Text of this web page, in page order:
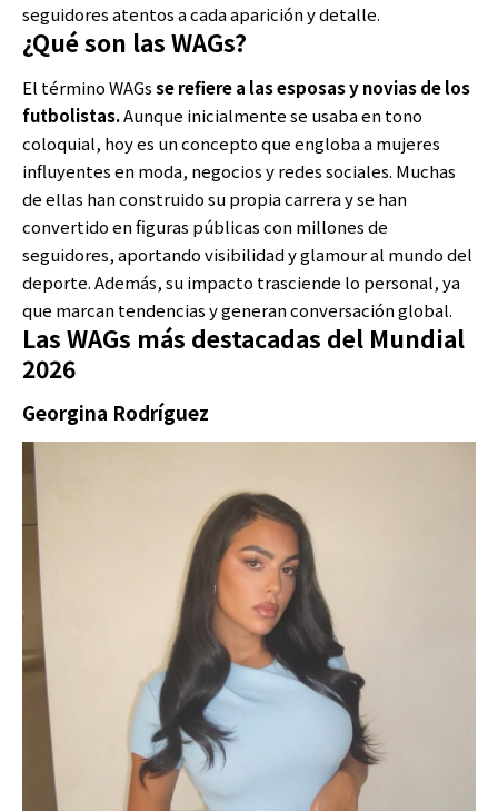
seguidores atentos a cada aparición y detalle.
¿Qué son las WAGs?
El término WAGsse refiere a las esposas y novias de los
futbolistas.Aunque inicialmente se usaba en tono
coloquial, hoy es un concepto que engloba a mujeres
influyentes en moda, negocios y redes sociales. Muchas
de ellas han construido su propia carrera y se han
convertido en figuras públicas con millones de
seguidores, aportando visibilidad y glamour al mundo del
deporte. Además, su impacto trasciende lo personal, ya
que marcan tendencias y generan conversación global.
Las WAGs más destacadas del Mundial
2026
Georgina Rodríguez